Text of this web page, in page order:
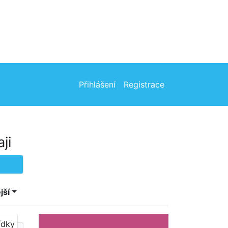
Přihlášení Registrace